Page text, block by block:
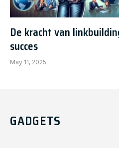
De kracht van
succes
May 11, 2025
GADGETS